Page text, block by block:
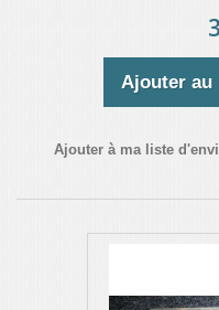
Ajouter au
Ajouter à ma liste